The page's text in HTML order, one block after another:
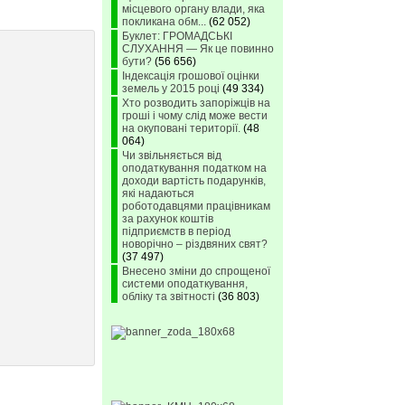
місцевого органу влади, яка
покликана обм... (62 052)
Буклет: ГРОМАДСЬКІ
СЛУХАННЯ — Як це повинно
бути? (56 656)
Індексація грошової оцінки
земель у 2015 році (49 334)
Хто розводить запоріжців на
гроші і чому слід може вести
на окуповані території. (48
064)
Чи звільняється від
оподаткування податком на
доходи вартість подарунків,
які надаються
роботодавцями працівникам
за рахунок коштів
підприємств в період
новорічно – різдвяних свят?
(37 497)
Внесено зміни до спрощеної
системи оподаткування,
обліку та звітності (36 803)